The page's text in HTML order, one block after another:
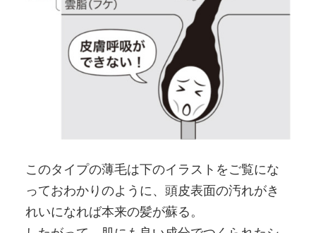
このタイプの薄毛は下のイラストをご覧にな
っておわかりのように、頭皮表面の汚れがき
れいになれば本来の髪が蘇る。